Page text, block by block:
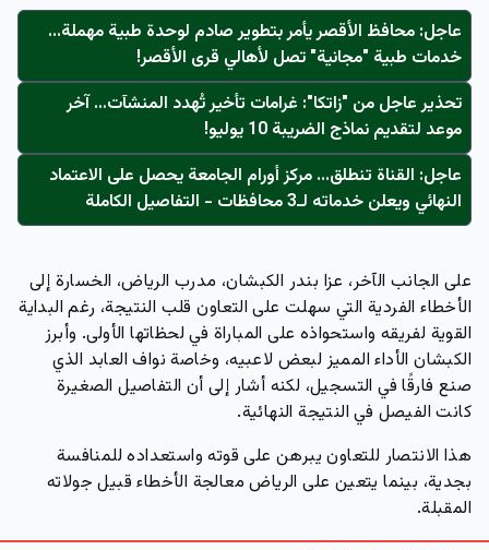
عاجل: محافظ الأقصر يأمر بتطوير صادم لوحدة طبية مهملة...
خدمات طبية "مجانية" تصل لأهالي قرى الأقصر!
تحذير عاجل من "زاتكا": غرامات تأخير تُهدد المنشآت… آخر
موعد لتقديم نماذج الضريبة 10 يوليو!
عاجل: القناة تنطلق... مركز أورام الجامعة يحصل على الاعتماد
النهائي ويعلن خدماته لـ3 محافظات - التفاصيل الكاملة
على الجانب الآخر، عزا بندر الكبشان، مدرب الرياض، الخسارة إلى
الأخطاء الفردية التي سهلت على التعاون قلب النتيجة، رغم البداية
القوية لفريقه واستحواذه على المباراة في لحظاتها الأولى. وأبرز
الكبشان الأداء المميز لبعض لاعبيه، وخاصة نواف العابد الذي
صنع فارقًا في التسجيل، لكنه أشار إلى أن التفاصيل الصغيرة
كانت الفيصل في النتيجة النهائية.
هذا الانتصار للتعاون يبرهن على قوته واستعداده للمنافسة
بجدية، بينما يتعين على الرياض معالجة الأخطاء قبيل جولاته
المقبلة.